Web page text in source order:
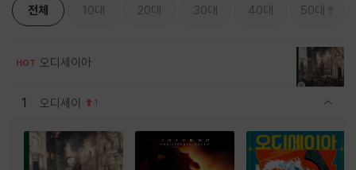
전체 10대 20대 30대 40대 50대
HOT 오디세이아
1 오디세이 1